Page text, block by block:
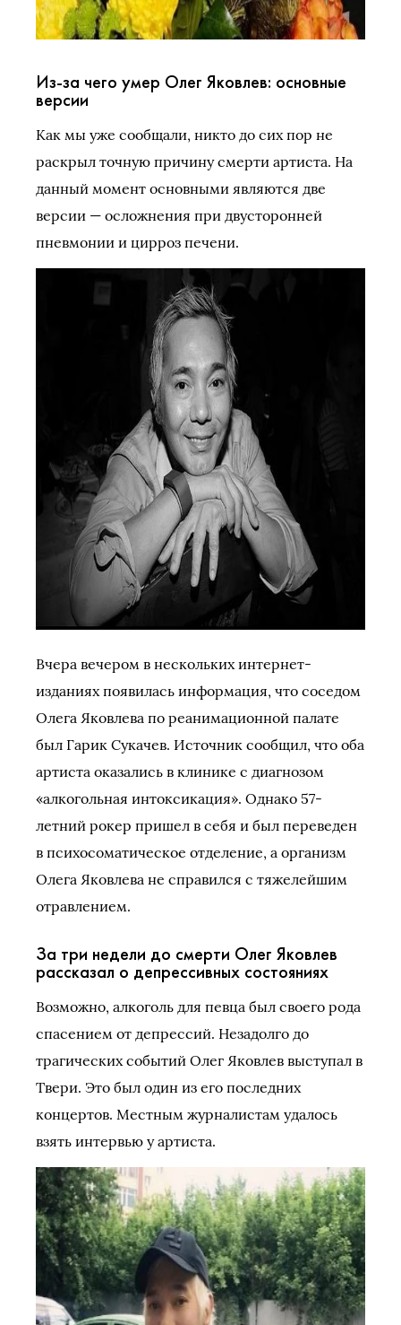
Из-за чего умер Олег Яковлев: основные
версии
Как мы уже сообщали, никто до сих пор не
раскрыл точную причину смерти артиста. На
данный момент основными являются две
версии — осложнения при двусторонней
пневмонии и цирроз печени.
Вчера вечером в нескольких интернет-
изданиях появилась информация, что соседом
Олега Яковлева по реанимационной палате
был Гарик Сукачев. Источник сообщил, что оба
артиста оказались в клинике с диагнозом
«алкогольная интоксикация». Однако 57-
летний рокер пришел в себя и был переведен
в психосоматическое отделение, а организм
Олега Яковлева не справился с тяжелейшим
отравлением.
За три недели до смерти Олег Яковлев
рассказал о депрессивных состояниях
Возможно, алкоголь для певца был своего рода
спасением от депрессий. Незадолго до
трагических событий Олег Яковлев выступал в
Твери. Это был один из его последних
концертов. Местным журналистам удалось
взять интервью у артиста.